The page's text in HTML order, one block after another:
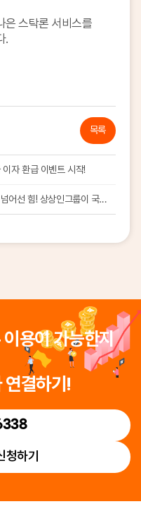
은 스탁론 서비스를
.
목록
자 환급 이벤트 시작!
[언론보도] 단발성 기부를 넘어선 힘! 상상인그룹이 국회의장상을 받은 진짜 이유
용이 가능한지
연결하기!
청하기